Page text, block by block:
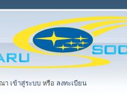
า เข้าสู่ระบบ หรือ ลงทะเบียน